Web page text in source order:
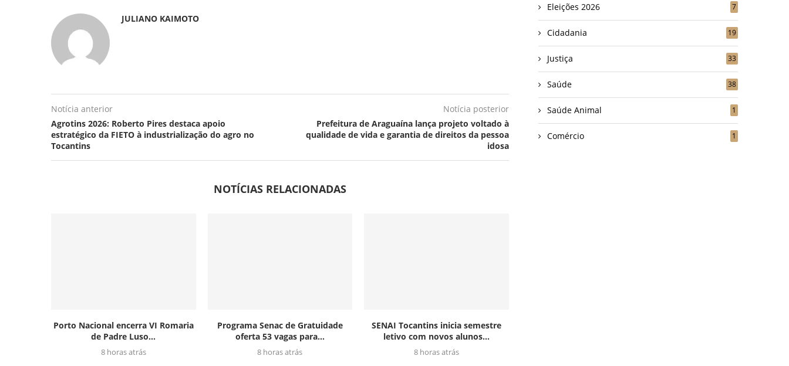
JULIANO KAIMOTO
Notícia anterior
Agrotins 2026: Roberto Pires destaca apoio
estratégico da FIETO à industrialização do agro no
Tocantins
Notícia posterior
Prefeitura de Araguaína lança projeto voltado à
qualidade de vida e garantia de direitos da pessoa
idosa
NOTÍCIAS RELACIONADAS
Porto Nacional encerra VI Romaria
de Padre Luso...
8 horas atrás
Programa Senac de Gratuidade
oferta 53 vagas para...
8 horas atrás
SENAI Tocantins inicia semestre
letivo com novos alunos...
8 horas atrás
Eleições 2026 7
Cidadania 19
Justiça 33
Saúde 38
Saúde Animal 1
Comércio 1